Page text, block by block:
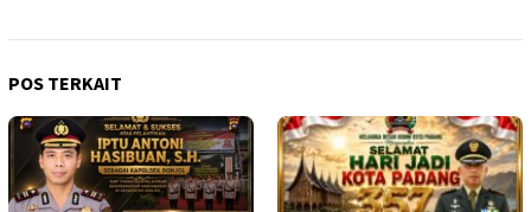
POS TERKAIT